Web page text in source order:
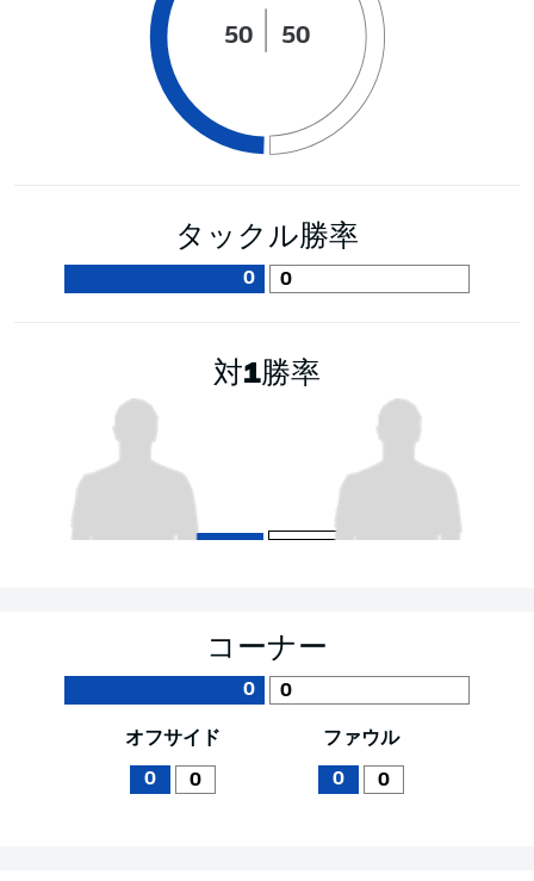
50 50
タックル勝率
0 0
対1勝率
コーナー
0 0
オフサイド
0 0
ファウル
0 0